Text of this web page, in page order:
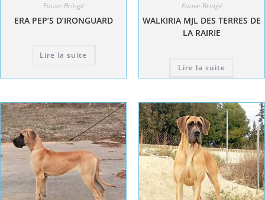
Fauve-Bringé
ERA PEP’S D’IRONGUARD
Lire la suite
Fauve-Bringé
WALKIRIA MJL DES TERRES DE
LA RAIRIE
Lire la suite